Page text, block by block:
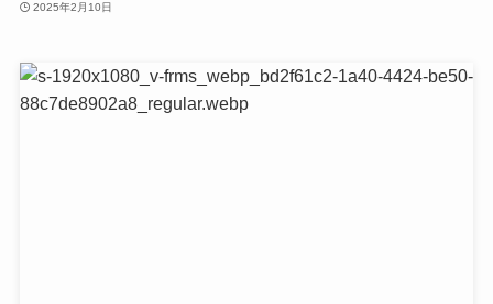
2025年2月10日